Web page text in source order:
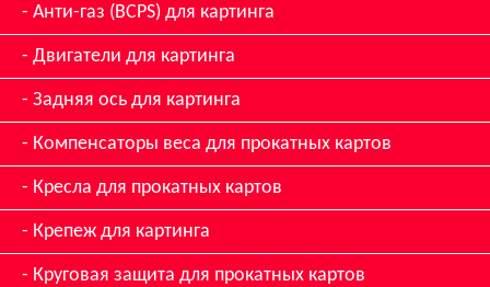
Анти-газ (BCPS) для картинга
Двигатели для картинга
Задняя ось для картинга
Компенсаторы веса для прокатных картов
Кресла для прокатных картов
Крепеж для картинга
Круговая защита для прокатных картов